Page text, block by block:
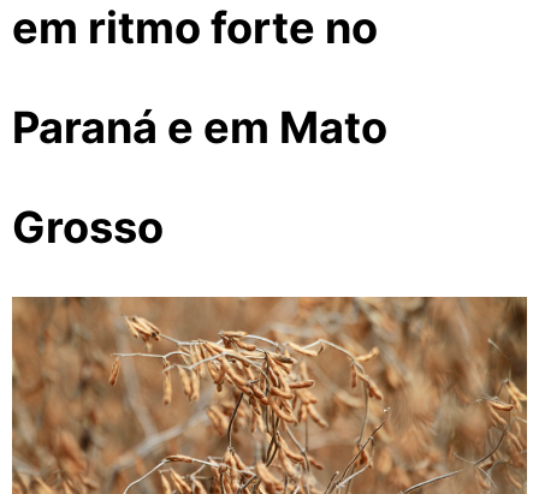
em ritmo forte no
Paraná e em Mato
Grosso